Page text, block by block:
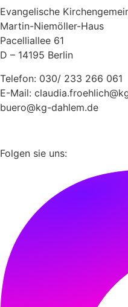
Evangelische
Martin-Niemöller-Haus
Pacelliallee 61
D – 14195 Berlin
Telefon: 030/ 233 266 061
E-Mail:
buero@kg-dahlem.de
Folgen sie uns: